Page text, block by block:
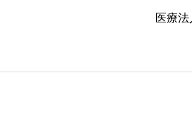
医療